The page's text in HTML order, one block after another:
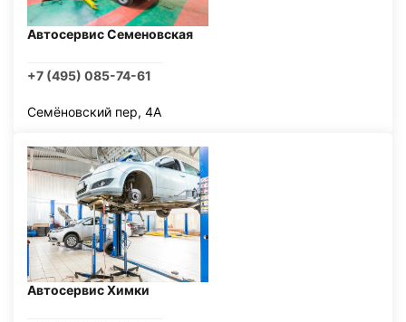
Автосервис Семеновская
+7 (495) 085-74-61
Семёновский пер, 4А
Автосервис Химки